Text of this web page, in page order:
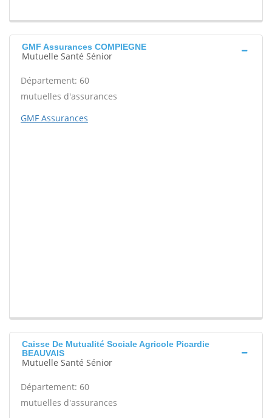
GMF Assurances COMPIEGNE
Mutuelle Santé Sénior
Département: 60
mutuelles d'assurances
GMF Assurances
Caisse De Mutualité Sociale Agricole Picardie
BEAUVAIS
Mutuelle Santé Sénior
Département: 60
mutuelles d'assurances